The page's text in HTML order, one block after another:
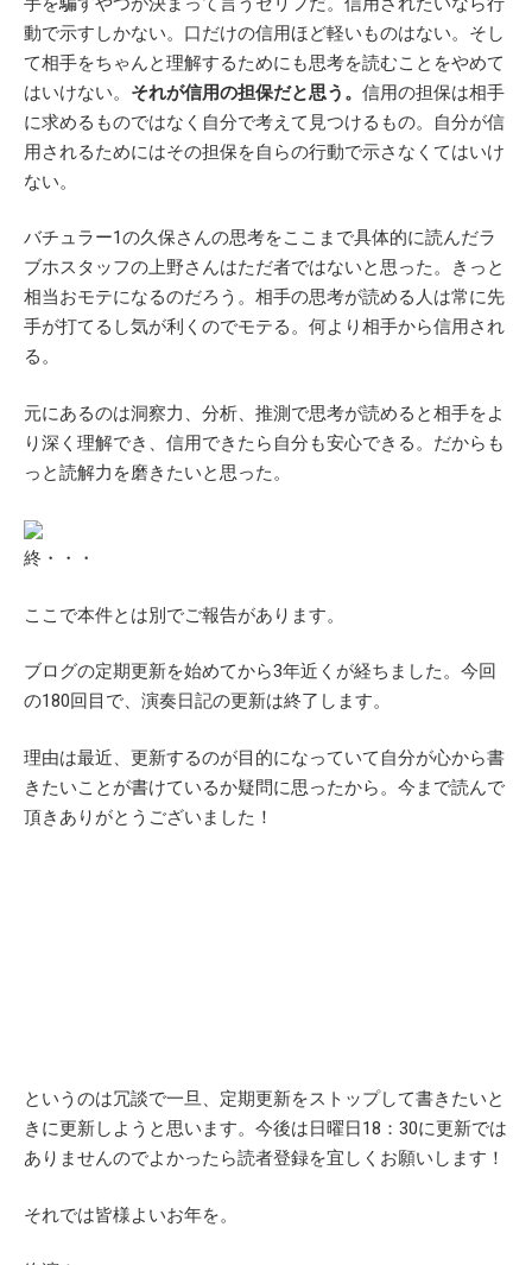
動で示すしかない。口だけの信用ほど軽いものはない。そし
て相手をちゃんと理解するためにも思考を読むことをやめて
はいけない。 それが信用の担保だと思う。 信用の担保は相手
に求めるものではなく自分で考えて見つけるもの。自分が信
用されるためにはその担保を自らの行動で示さなくてはいけ
ない。
バチュラー1の久保さんの思考をここまで具体的に読んだラ
ブホスタッフの上野さんはただ者ではないと思った。きっと
相当おモテになるのだろう。相手の思考が読める人は常に先
手が打てるし気が利くのでモテる。何より相手から信用され
る。
元にあるのは洞察力、分析、推測で思考が読めると相手をよ
り深く理解でき、信用できたら自分も安心できる。だからも
っと読解力を磨きたいと思った。
終・・・
ここで本件とは別でご報告があります。
ブログの定期更新を始めてから3年近くが経ちました。今回
の180回目で、演奏日記の更新は終了します。
理由は最近、更新するのが目的になっていて自分が心から書
きたいことが書けているか疑問に思ったから。今まで読んで
頂きありがとうございました！
というのは冗談で一旦、定期更新をストップして書きたいと
きに更新しようと思います。今後は日曜日18：30に更新では
ありませんのでよかったら読者登録を宜しくお願いします！
それでは皆様よいお年を。